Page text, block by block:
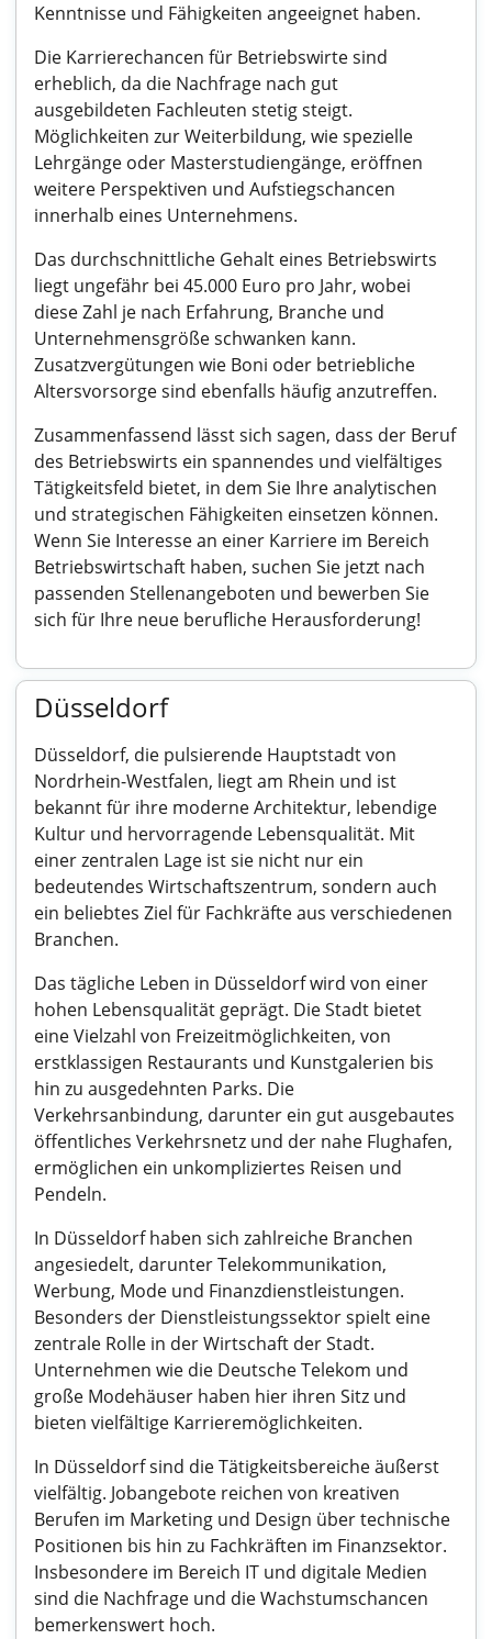
Kenntnisse und Fähigkeiten angeeignet haben.
Die Karrierechancen für Betriebswirte sind
erheblich, da die Nachfrage nach gut
ausgebildeten Fachleuten stetig steigt.
Möglichkeiten zur Weiterbildung, wie spezielle
Lehrgänge oder Masterstudiengänge, eröffnen
weitere Perspektiven und Aufstiegschancen
innerhalb eines Unternehmens.
Das durchschnittliche Gehalt eines Betriebswirts
liegt ungefähr bei 45.000 Euro pro Jahr, wobei
diese Zahl je nach Erfahrung, Branche und
Unternehmensgröße schwanken kann.
Zusatzvergütungen wie Boni oder betriebliche
Altersvorsorge sind ebenfalls häufig anzutreffen.
Zusammenfassend lässt sich sagen, dass der Beruf
des Betriebswirts ein spannendes und vielfältiges
Tätigkeitsfeld bietet, in dem Sie Ihre analytischen
und strategischen Fähigkeiten einsetzen können.
Wenn Sie Interesse an einer Karriere im Bereich
Betriebswirtschaft haben, suchen Sie jetzt nach
passenden Stellenangeboten und bewerben Sie
sich für Ihre neue berufliche Herausforderung!
Düsseldorf
Düsseldorf, die pulsierende Hauptstadt von
Nordrhein-Westfalen, liegt am Rhein und ist
bekannt für ihre moderne Architektur, lebendige
Kultur und hervorragende Lebensqualität. Mit
einer zentralen Lage ist sie nicht nur ein
bedeutendes Wirtschaftszentrum, sondern auch
ein beliebtes Ziel für Fachkräfte aus verschiedenen
Branchen.
Das tägliche Leben in Düsseldorf wird von einer
hohen Lebensqualität geprägt. Die Stadt bietet
eine Vielzahl von Freizeitmöglichkeiten, von
erstklassigen Restaurants und Kunstgalerien bis
hin zu ausgedehnten Parks. Die
Verkehrsanbindung, darunter ein gut ausgebautes
öffentliches Verkehrsnetz und der nahe Flughafen,
ermöglichen ein unkompliziertes Reisen und
Pendeln.
In Düsseldorf haben sich zahlreiche Branchen
angesiedelt, darunter Telekommunikation,
Werbung, Mode und Finanzdienstleistungen.
Besonders der Dienstleistungssektor spielt eine
zentrale Rolle in der Wirtschaft der Stadt.
Unternehmen wie die Deutsche Telekom und
große Modehäuser haben hier ihren Sitz und
bieten vielfältige Karrieremöglichkeiten.
In Düsseldorf sind die Tätigkeitsbereiche äußerst
vielfältig. Jobangebote reichen von kreativen
Berufen im Marketing und Design über technische
Positionen bis hin zu Fachkräften im Finanzsektor.
Insbesondere im Bereich IT und digitale Medien
sind die Nachfrage und die Wachstumschancen
bemerkenswert hoch.